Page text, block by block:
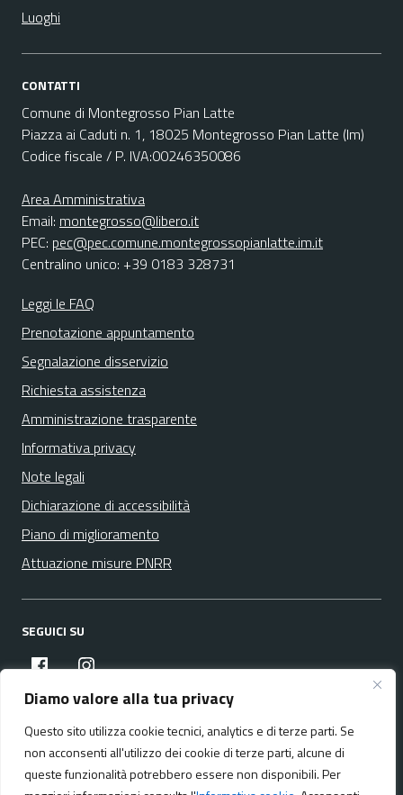
Diamo valore alla tua privacy
Questo sito utilizza cookie tecnici, analytics e di terze parti. Se
non acconsenti all'utilizzo dei cookie di terze parti, alcune di
queste funzionalità potrebbero essere non disponibili. Per
Luoghi
CONTATTI
Comune di Montegrosso Pian Latte
Piazza ai Caduti n. 1, 18025 Montegrosso Pian Latte (Im)
Codice fiscale / P. IVA:00246350086
Area Amministrativa
Email: montegrosso@libero.it
PEC: pec@pec.comune.montegrossopianlatte.im.it
Centralino unico: +39 0183 328731
Leggi le FAQ
Prenotazione appuntamento
Segnalazione disservizio
Richiesta assistenza
Amministrazione trasparente
Informativa privacy
Note legali
Dichiarazione di accessibilità
Piano di miglioramento
Attuazione misure PNRR
SEGUICI SU
facebookinstagram
Media policy Mappa del sito